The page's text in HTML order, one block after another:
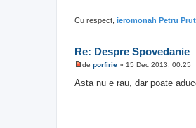
Cu respect, ieromonah Petru
Re: Despre Spovedanie
e
s
de porfirie » 15 Dec 2013, 00:25
Asta nu e rau, dar poate